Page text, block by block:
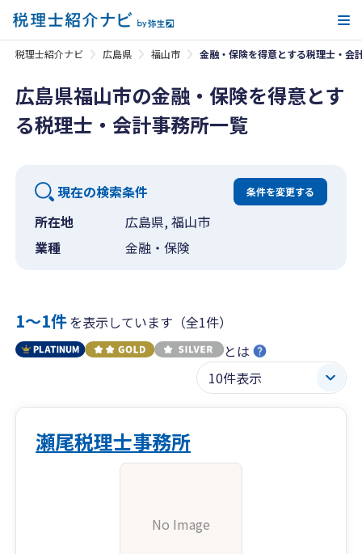
税理士紹介ナビ 広島県 福山市 金融・保険を得意とする税理士・会
広島県福山市の金融・保険を得意とす
る税理士・会計事務所一覧
現在の検索条件 条件を変更する
所在地
広島県, 福山市
業種
金融・保険
1〜1件を表示しています（全1件）
とは
瀬尾税理士事務所
No Image